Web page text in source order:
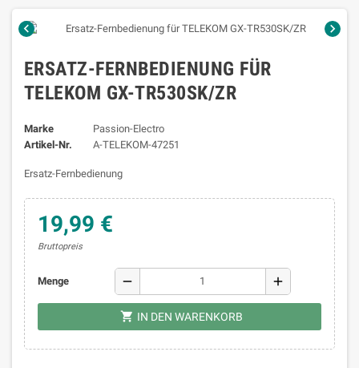
 
ERSATZ-FERNBEDIENUNG FÜR
TELEKOM GX-TR530SK/ZR
Marke
Passion-Electro
Artikel-Nr.
A-TELEKOM-47251
Ersatz-Fernbedienung
19,99 €
Bruttopreis
Menge remove add
 IN DEN WARENKORB